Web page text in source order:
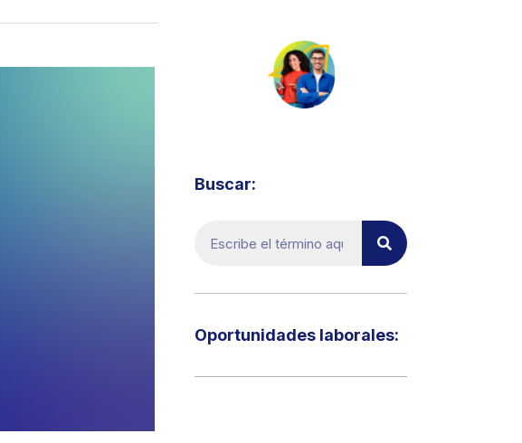
Buscar:
Oportunidades laborales:​